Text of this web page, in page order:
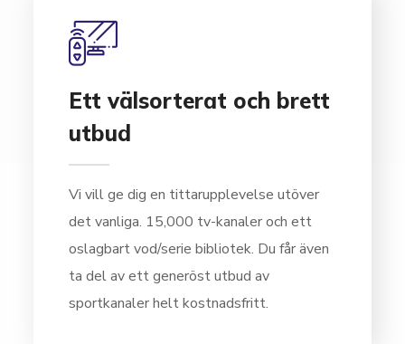
Ett välsorterat och brett
utbud
Vi vill ge dig en tittarupplevelse utöver
det vanliga. 15,000 tv-kanaler och ett
oslagbart vod/serie bibliotek. Du får även
ta del av ett generöst utbud av
sportkanaler helt kostnadsfritt.